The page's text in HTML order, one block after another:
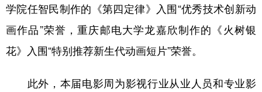
学院任智民制作的《第四定律》入围“优秀技术创新动
画作品”荣誉，重庆邮电大学龙嘉欣制作的《火树银
花》入围“特别推荐新生代动画短片”荣誉。
此外，本届电影周为影视行业从业人员和专业影